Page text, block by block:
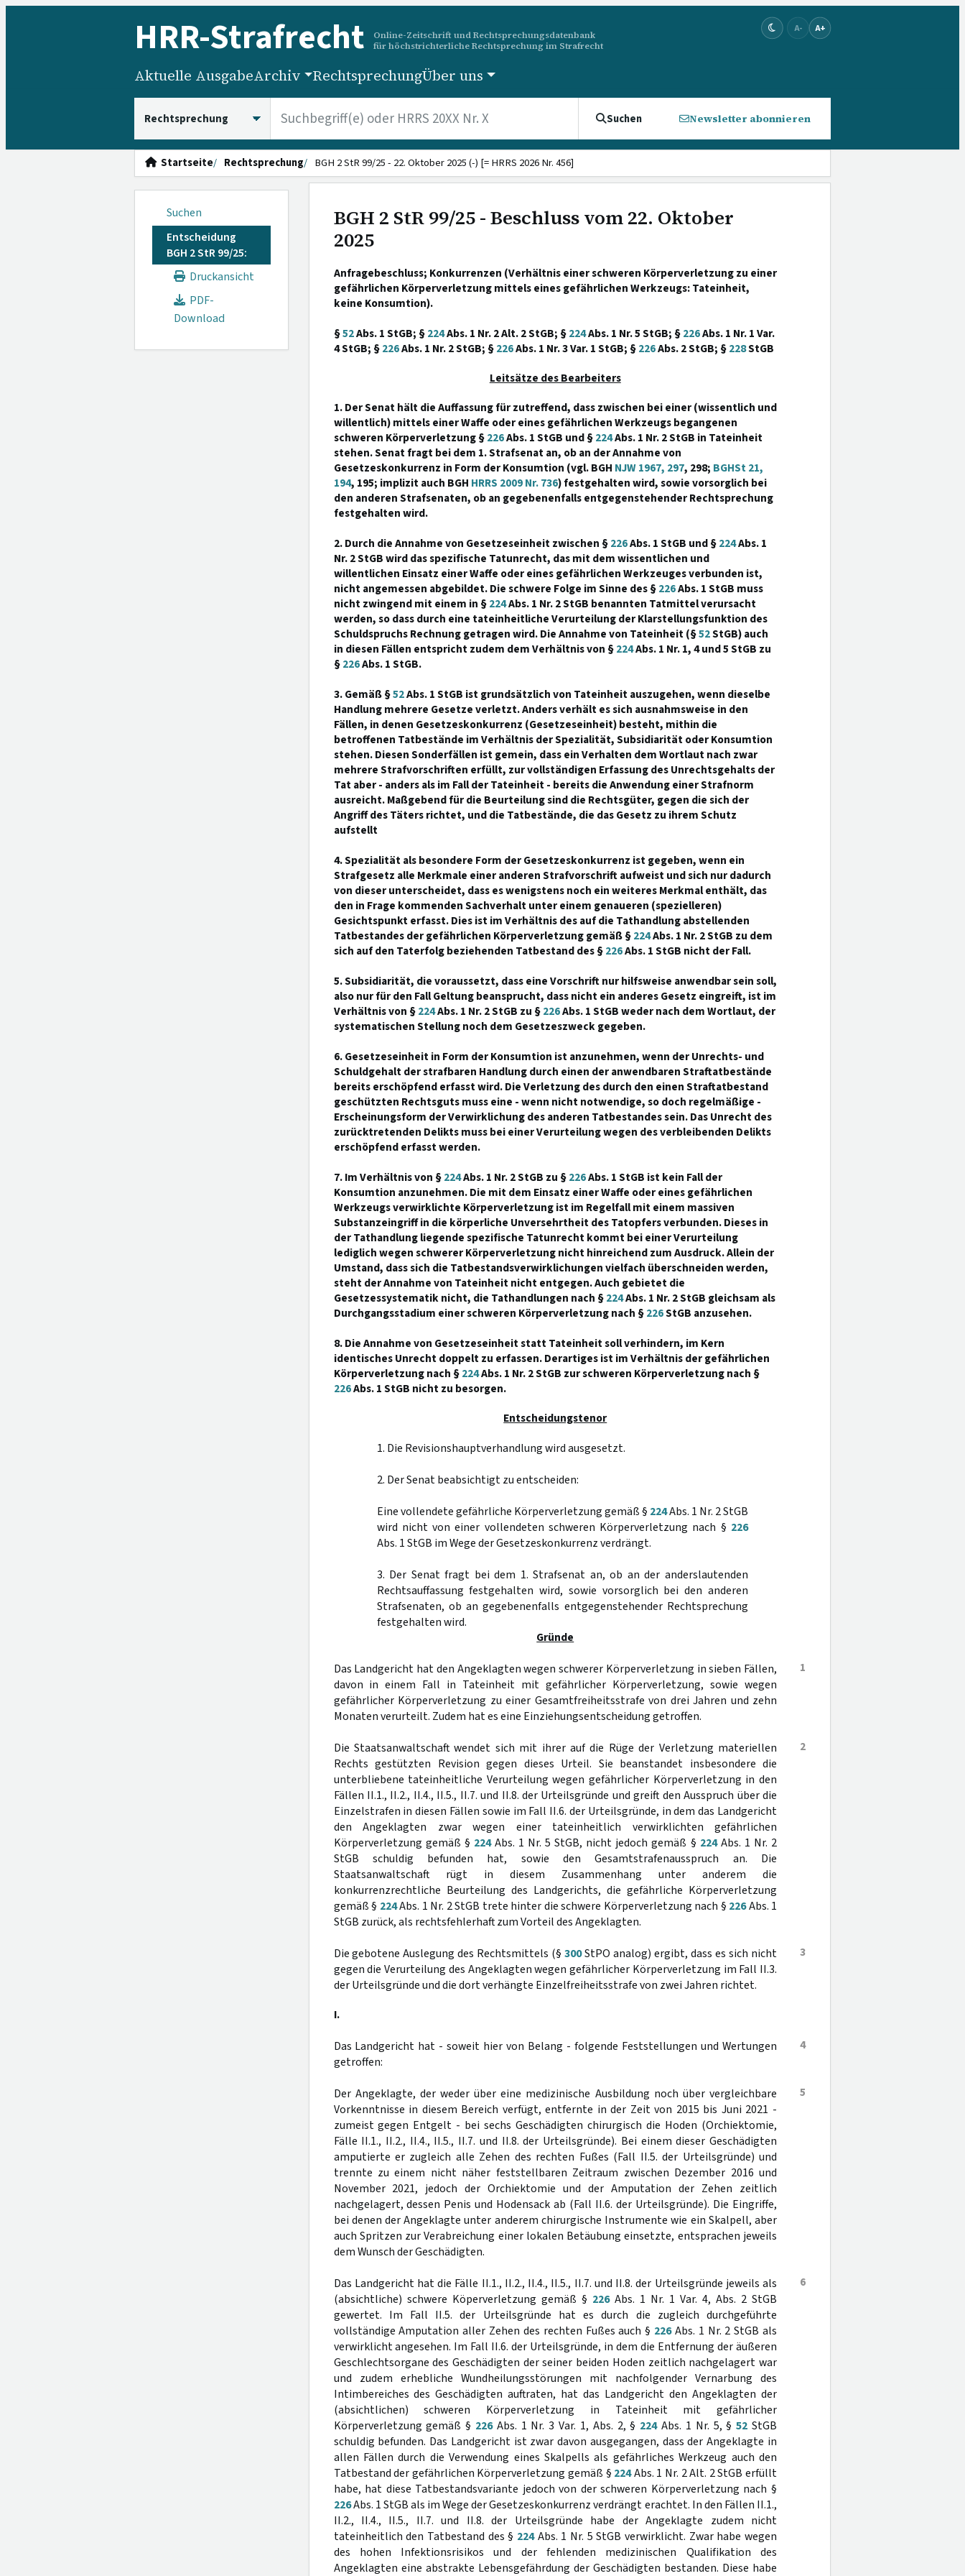
HRR-Strafrecht
Online-Zeitschrift und Rechtsprechungsdatenbank
für höchstrichterliche Rechtsprechung im Strafrecht
A- A+
Aktuelle AusgabeArchiv RechtsprechungÜber uns
Suchen Newsletter abonnieren
Startseite Rechtsprechung BGH 2 StR 99/25 - 22. Oktober 2025 (-) [= HRRS 2026 Nr. 456]
Suchen
Entscheidung
BGH 2 StR 99/25:
Druckansicht
PDF-
Download
BGH 2 StR 99/25 - Beschluss vom 22. Oktober
2025
Anfragebeschluss; Konkurrenzen (Verhältnis einer schweren Körperverletzung zu einer
gefährlichen Körperverletzung mittels eines gefährlichen Werkzeugs: Tateinheit,
keine Konsumtion).
§52Abs. 1 StGB; §224Abs. 1 Nr. 2 Alt. 2 StGB; §224Abs. 1 Nr. 5 StGB; §226Abs. 1 Nr. 1 Var.
4 StGB; §226Abs. 1 Nr. 2 StGB; §226Abs. 1 Nr. 3 Var. 1 StGB; §226Abs. 2 StGB; §228StGB
Leitsätze des Bearbeiters
1. Der Senat hält die Auffassung für zutreffend, dass zwischen bei einer (wissentlich und
willentlich) mittels einer Waffe oder eines gefährlichen Werkzeugs begangenen
schweren Körperverletzung §226Abs. 1 StGB und §224Abs. 1 Nr. 2 StGB in Tateinheit
stehen. Senat fragt bei dem 1. Strafsenat an, ob an der Annahme von
Gesetzeskonkurrenz in Form der Konsumtion (vgl. BGH NJW 1967, 297, 298; BGHSt 21,
194, 195; implizit auch BGH HRRS 2009 Nr. 736) festgehalten wird, sowie vorsorglich bei
den anderen Strafsenaten, ob an gegebenenfalls entgegenstehender Rechtsprechung
festgehalten wird.
2. Durch die Annahme von Gesetzeseinheit zwischen §226Abs. 1 StGB und §224Abs. 1
Nr. 2 StGB wird das spezifische Tatunrecht, das mit dem wissentlichen und
willentlichen Einsatz einer Waffe oder eines gefährlichen Werkzeuges verbunden ist,
nicht angemessen abgebildet. Die schwere Folge im Sinne des §226Abs. 1 StGB muss
nicht zwingend mit einem in §224Abs. 1 Nr. 2 StGB benannten Tatmittel verursacht
werden, so dass durch eine tateinheitliche Verurteilung der Klarstellungsfunktion des
Schuldspruchs Rechnung getragen wird. Die Annahme von Tateinheit (§52StGB) auch
in diesen Fällen entspricht zudem dem Verhältnis von §224Abs. 1 Nr. 1, 4 und 5 StGB zu
§226Abs. 1 StGB.
3. Gemäß §52Abs. 1 StGB ist grundsätzlich von Tateinheit auszugehen, wenn dieselbe
Handlung mehrere Gesetze verletzt. Anders verhält es sich ausnahmsweise in den
Fällen, in denen Gesetzeskonkurrenz (Gesetzeseinheit) besteht, mithin die
betroffenen Tatbestände im Verhältnis der Spezialität, Subsidiarität oder Konsumtion
stehen. Diesen Sonderfällen ist gemein, dass ein Verhalten dem Wortlaut nach zwar
mehrere Strafvorschriften erfüllt, zur vollständigen Erfassung des Unrechtsgehalts der
Tat aber - anders als im Fall der Tateinheit - bereits die Anwendung einer Strafnorm
ausreicht. Maßgebend für die Beurteilung sind die Rechtsgüter, gegen die sich der
Angriff des Täters richtet, und die Tatbestände, die das Gesetz zu ihrem Schutz
aufstellt
4. Spezialität als besondere Form der Gesetzeskonkurrenz ist gegeben, wenn ein
Strafgesetz alle Merkmale einer anderen Strafvorschrift aufweist und sich nur dadurch
von dieser unterscheidet, dass es wenigstens noch ein weiteres Merkmal enthält, das
den in Frage kommenden Sachverhalt unter einem genaueren (spezielleren)
Gesichtspunkt erfasst. Dies ist im Verhältnis des auf die Tathandlung abstellenden
Tatbestandes der gefährlichen Körperverletzung gemäß §224Abs. 1 Nr. 2 StGB zu dem
sich auf den Taterfolg beziehenden Tatbestand des §226Abs. 1 StGB nicht der Fall.
5. Subsidiarität, die voraussetzt, dass eine Vorschrift nur hilfsweise anwendbar sein soll,
also nur für den Fall Geltung beansprucht, dass nicht ein anderes Gesetz eingreift, ist im
Verhältnis von §224Abs. 1 Nr. 2 StGB zu §226Abs. 1 StGB weder nach dem Wortlaut, der
systematischen Stellung noch dem Gesetzeszweck gegeben.
6. Gesetzeseinheit in Form der Konsumtion ist anzunehmen, wenn der Unrechts- und
Schuldgehalt der strafbaren Handlung durch einen der anwendbaren Straftatbestände
bereits erschöpfend erfasst wird. Die Verletzung des durch den einen Straftatbestand
geschützten Rechtsguts muss eine - wenn nicht notwendige, so doch regelmäßige -
Erscheinungsform der Verwirklichung des anderen Tatbestandes sein. Das Unrecht des
zurücktretenden Delikts muss bei einer Verurteilung wegen des verbleibenden Delikts
erschöpfend erfasst werden.
7. Im Verhältnis von §224Abs. 1 Nr. 2 StGB zu §226Abs. 1 StGB ist kein Fall der
Konsumtion anzunehmen. Die mit dem Einsatz einer Waffe oder eines gefährlichen
Werkzeugs verwirklichte Körperverletzung ist im Regelfall mit einem massiven
Substanzeingriff in die körperliche Unversehrtheit des Tatopfers verbunden. Dieses in
der Tathandlung liegende spezifische Tatunrecht kommt bei einer Verurteilung
lediglich wegen schwerer Körperverletzung nicht hinreichend zum Ausdruck. Allein der
Umstand, dass sich die Tatbestandsverwirklichungen vielfach überschneiden werden,
steht der Annahme von Tateinheit nicht entgegen. Auch gebietet die
Gesetzessystematik nicht, die Tathandlungen nach §224Abs. 1 Nr. 2 StGB gleichsam als
Durchgangsstadium einer schweren Körperverletzung nach §226StGB anzusehen.
8. Die Annahme von Gesetzeseinheit statt Tateinheit soll verhindern, im Kern
identisches Unrecht doppelt zu erfassen. Derartiges ist im Verhältnis der gefährlichen
Körperverletzung nach §224Abs. 1 Nr. 2 StGB zur schweren Körperverletzung nach §
226Abs. 1 StGB nicht zu besorgen.
Entscheidungstenor
1. Die Revisionshauptverhandlung wird ausgesetzt.
2. Der Senat beabsichtigt zu entscheiden:
Eine vollendete gefährliche Körperverletzung gemäß § 224Abs. 1 Nr. 2 StGB
wird nicht von einer vollendeten schweren Körperverletzung nach § 226
Abs. 1 StGB im Wege der Gesetzeskonkurrenz verdrängt.
3. Der Senat fragt bei dem 1. Strafsenat an, ob an der anderslautenden
Rechtsauffassung festgehalten wird, sowie vorsorglich bei den anderen
Strafsenaten, ob an gegebenenfalls entgegenstehender Rechtsprechung
festgehalten wird.
Gründe
1
Das Landgericht hat den Angeklagten wegen schwerer Körperverletzung in sieben Fällen,
davon in einem Fall in Tateinheit mit gefährlicher Körperverletzung, sowie wegen
gefährlicher Körperverletzung zu einer Gesamtfreiheitsstrafe von drei Jahren und zehn
Monaten verurteilt. Zudem hat es eine Einziehungsentscheidung getroffen.
2
Die Staatsanwaltschaft wendet sich mit ihrer auf die Rüge der Verletzung materiellen
Rechts gestützten Revision gegen dieses Urteil. Sie beanstandet insbesondere die
unterbliebene tateinheitliche Verurteilung wegen gefährlicher Körperverletzung in den
Fällen II.1., II.2., II.4., II.5., II.7. und II.8. der Urteilsgründe und greift den Ausspruch über die
Einzelstrafen in diesen Fällen sowie im Fall II.6. der Urteilsgründe, in dem das Landgericht
den Angeklagten zwar wegen einer tateinheitlich verwirklichten gefährlichen
Körperverletzung gemäß § 224Abs. 1 Nr. 5 StGB, nicht jedoch gemäß § 224Abs. 1 Nr. 2
StGB schuldig befunden hat, sowie den Gesamtstrafenausspruch an. Die
Staatsanwaltschaft rügt in diesem Zusammenhang unter anderem die
konkurrenzrechtliche Beurteilung des Landgerichts, die gefährliche Körperverletzung
gemäß § 224Abs. 1 Nr. 2 StGB trete hinter die schwere Körperverletzung nach § 226Abs. 1
StGB zurück, als rechtsfehlerhaft zum Vorteil des Angeklagten.
3
Die gebotene Auslegung des Rechtsmittels (§300StPO analog) ergibt, dass es sich nicht
gegen die Verurteilung des Angeklagten wegen gefährlicher Körperverletzung im Fall II.3.
der Urteilsgründe und die dort verhängte Einzelfreiheitsstrafe von zwei Jahren richtet.
I.
4
Das Landgericht hat - soweit hier von Belang - folgende Feststellungen und Wertungen
getroffen:
5
Der Angeklagte, der weder über eine medizinische Ausbildung noch über vergleichbare
Vorkenntnisse in diesem Bereich verfügt, entfernte in der Zeit von 2015 bis Juni 2021 -
zumeist gegen Entgelt - bei sechs Geschädigten chirurgisch die Hoden (Orchiektomie,
Fälle II.1., II.2., II.4., II.5., II.7. und II.8. der Urteilsgründe). Bei einem dieser Geschädigten
amputierte er zugleich alle Zehen des rechten Fußes (Fall II.5. der Urteilsgründe) und
trennte zu einem nicht näher feststellbaren Zeitraum zwischen Dezember 2016 und
November 2021, jedoch der Orchiektomie und der Amputation der Zehen zeitlich
nachgelagert, dessen Penis und Hodensack ab (Fall II.6. der Urteilsgründe). Die Eingriffe,
bei denen der Angeklagte unter anderem chirurgische Instrumente wie ein Skalpell, aber
auch Spritzen zur Verabreichung einer lokalen Betäubung einsetzte, entsprachen jeweils
dem Wunsch der Geschädigten.
6
Das Landgericht hat die Fälle II.1., II.2., II.4., II.5., II.7. und II.8. der Urteilsgründe jeweils als
(absichtliche) schwere Köperverletzung gemäß § 226Abs. 1 Nr. 1 Var. 4, Abs. 2 StGB
gewertet. Im Fall II.5. der Urteilsgründe hat es durch die zugleich durchgeführte
vollständige Amputation aller Zehen des rechten Fußes auch § 226Abs. 1 Nr. 2 StGB als
verwirklicht angesehen. Im Fall II.6. der Urteilsgründe, in dem die Entfernung der äußeren
Geschlechtsorgane des Geschädigten der seiner beiden Hoden zeitlich nachgelagert war
und zudem erhebliche Wundheilungsstörungen mit nachfolgender Vernarbung des
Intimbereiches des Geschädigten auftraten, hat das Landgericht den Angeklagten der
(absichtlichen) schweren Körperverletzung in Tateinheit mit gefährlicher
Körperverletzung gemäß § 226Abs. 1 Nr. 3 Var. 1, Abs. 2, § 224Abs. 1 Nr. 5, §52 StGB
schuldig befunden. Das Landgericht ist zwar davon ausgegangen, dass der Angeklagte in
allen Fällen durch die Verwendung eines Skalpells als gefährliches Werkzeug auch den
Tatbestand der gefährlichen Körperverletzung gemäß § 224Abs. 1 Nr. 2 Alt. 2 StGB erfüllt
habe, hat diese Tatbestandsvariante jedoch von der schweren Körperverletzung nach §
226Abs. 1 StGB als im Wege der Gesetzeskonkurrenz verdrängt erachtet. In den Fällen II.1.,
II.2., II.4., II.5., II.7. und II.8. der Urteilsgründe habe der Angeklagte zudem nicht
tateinheitlich den Tatbestand des § 224Abs. 1 Nr. 5 StGB verwirklicht. Zwar habe wegen
des hohen Infektionsrisikos und der fehlenden medizinischen Qualifikation des
Angeklagten eine abstrakte Lebensgefährdung der Geschädigten bestanden. Diese habe